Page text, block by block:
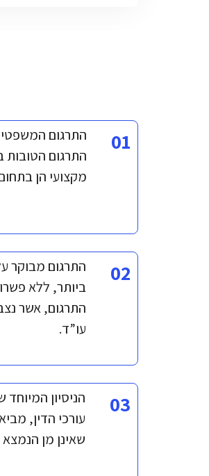
01
התרגום
התרגום הטובות
מקצועי הן
02
התרגום מבוקר
ביותר, ללא
התרגום, אשר
עו”ד.
03
הניסיון
עורכי הדין,
שאינן מן